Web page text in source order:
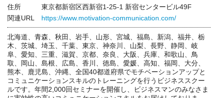
住所
東京都新宿区西新宿1-25-1 新宿センタービル49F
関連URL
https://www.motivation-communication.com/
北海道、青森、秋田、岩手、山形、宮城、福島、新潟、福井、栃
木、茨城、埼玉、千葉、東京、神奈川、山梨、長野、静岡、岐
阜、愛知、三重、滋賀、京都、奈良、大阪、兵庫、和歌山、鳥
取、岡山、島根、広島、香川、徳島、愛媛、高知、福岡、大分、
熊本、鹿児島、沖縄、全国40都道府県でモチベーションアップと
コミュニケーションスキルのトレーニングを行うビジネススクー
ルです。年間2,000回セミナーを開催し、ビジネスマンのみなさま